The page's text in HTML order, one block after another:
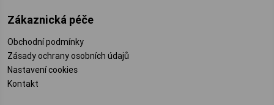
Zákaznická péče
Obchodní podmínky
Zásady ochrany osobních údajů
Nastavení cookies
Kontakt